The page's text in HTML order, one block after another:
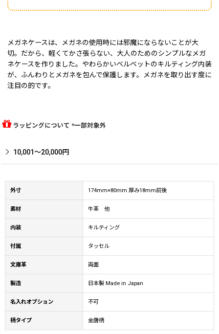
メガネケースは、メガネの使用時には邪魔にならないことが大
切。だから、軽くてかさ張らない、大人のためのシンプルなメガ
ネケースを作りました。やわらかいベルベットのキルティング内装
が、ふんわりとメガネを包んで保護します。メガネを取り出す度に
注目の的です。
ラッピングについて *一部対象外
10,001〜20,000円
外寸 174mm×80mm 厚み18mm前後
素材 牛革 他
内装 キルティング
付属 タッセル
文庫革 両面
製造 日本製 Made in Japan
名入れオプション 不可
柄タイプ 金唐柄